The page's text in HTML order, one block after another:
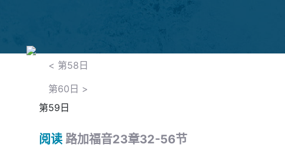
< 第58日
第60日 >
第59日
阅读 路加福音23章32-56节